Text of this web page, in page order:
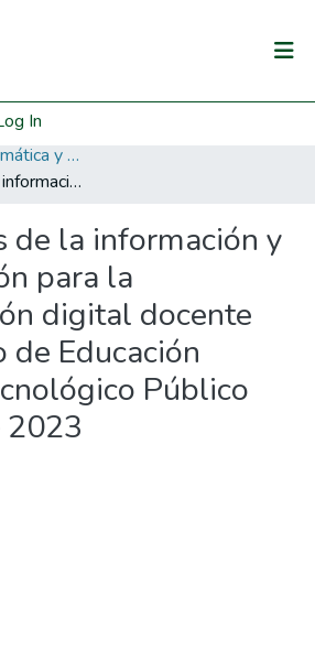
In
Ingeniería en Informática y Sistemas
Tecnologías de la información y comunicación para la alfabetización digital docente del Instituto de Educación Superior Tecnológico Público Naranjillo – 2023
de la información y
para la
digital docente
Educación
Público